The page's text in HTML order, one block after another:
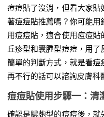
痘痘貼了沒消，但看大家
著痘痘貼推薦嗎？你可能
用痘痘貼，適合使用痘痘
丘疹型和囊腫型痘痘，用
簡單的判斷方式，就是看痘
再不行的話可以諮詢皮膚科
痘痘貼使用步驟一：清
確認是膿皰型的痘痘後，